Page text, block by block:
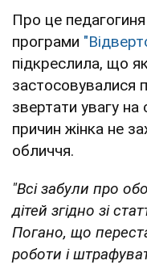
Про це педагогиня
програми
підкреслила, що
застосовувалися
звертати увагу на
причин жінка не
обличчя.
"Всі забули про
дітей згідно зі
Погано, що
роботи і